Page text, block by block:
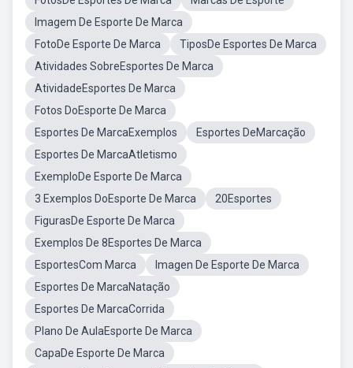
Imagem De Esporte De Marca
FotoDe Esporte De Marca
TiposDe Esportes De Marca
Atividades SobreEsportes De Marca
AtividadeEsportes De Marca
Fotos DoEsporte De Marca
Esportes De MarcaExemplos
Esportes DeMarcação
Esportes De MarcaAtletismo
ExemploDe Esporte De Marca
3 Exemplos DoEsporte De Marca
20Esportes
FigurasDe Esporte De Marca
Exemplos De 8Esportes De Marca
EsportesCom Marca
Imagen De Esporte De Marca
Esportes De MarcaNatação
Esportes De MarcaCorrida
Plano De AulaEsporte De Marca
CapaDe Esporte De Marca